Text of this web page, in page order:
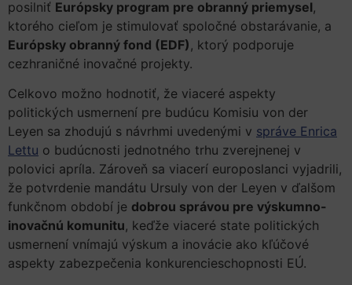
posilniť Európsky program pre obranný priemysel,
ktorého cieľom je stimulovať spoločné obstarávanie, a
Európsky obranný fond (EDF) , ktorý podporuje
cezhraničné inovačné projekty.
Celkovo možno hodnotiť, že viaceré aspekty
politických usmernení pre budúcu Komisiu von der
Leyen sa zhodujú s návrhmi uvedenými v správe Enrica
Lettu o budúcnosti jednotného trhu zverejnenej v
polovici apríla. Zároveň sa viacerí europoslanci vyjadrili,
že potvrdenie mandátu Ursuly von der Leyen v ďalšom
funkčnom období je dobrou správou pre výskumno-
inovačnú komunitu, keďže viaceré state politických
usmernení vnímajú výskum a inovácie ako kľúčové
aspekty zabezpečenia konkurencieschopnosti EÚ.